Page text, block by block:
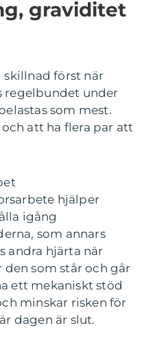
graviditet
först när
regelbundet under
som mest.
att ha flera par att
hjälper
igång
som annars
andra hjärta när
den som står och går
ett mekaniskt stöd
minskar risken för
dagen är slut.